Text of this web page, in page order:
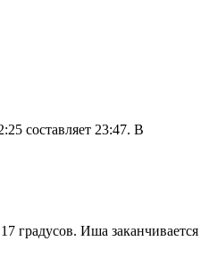
составляет 23:47. В
градусов. Иша заканчивается